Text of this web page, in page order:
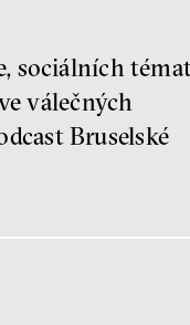
sociálních
válečných
Bruselské